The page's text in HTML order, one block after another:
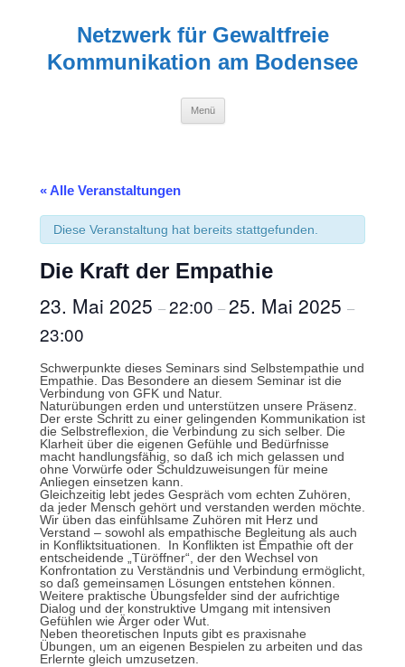
Netzwerk für Gewaltfreie
Kommunikation am Bodensee
Menü
« Alle Veranstaltungen
Diese Veranstaltung hat bereits stattgefunden.
Die Kraft der Empathie
23. Mai 2025 –22:00 –25. Mai 2025 –
23:00
Schwerpunkte dieses Seminars sind Selbstempathie und
Empathie. Das Besondere an diesem Seminar ist die
Verbindung von GFK und Natur.
Naturübungen erden und unterstützen unsere Präsenz.
Der erste Schritt zu einer gelingenden Kommunikation ist
die Selbstreflexion, die Verbindung zu sich selber. Die
Klarheit über die eigenen Gefühle und Bedürfnisse
macht handlungsfähig, so daß ich mich gelassen und
ohne Vorwürfe oder Schuldzuweisungen für meine
Anliegen einsetzen kann.
Gleichzeitig lebt jedes Gespräch vom echten Zuhören,
da jeder Mensch gehört und verstanden werden möchte.
Wir üben das einfühlsame Zuhören mit Herz und
Verstand – sowohl als empathische Begleitung als auch
in Konfliktsituationen. In Konflikten ist Empathie oft der
entscheidende „Türöffner“, der den Wechsel von
Konfrontation zu Verständnis und Verbindung ermöglicht,
so daß gemeinsamen Lösungen entstehen können.
Weitere praktische Übungsfelder sind der aufrichtige
Dialog und der konstruktive Umgang mit intensiven
Gefühlen wie Ärger oder Wut.
Neben theoretischen Inputs gibt es praxisnahe
Übungen, um an eigenen Bespielen zu arbeiten und das
Erlernte gleich umzusetzen.